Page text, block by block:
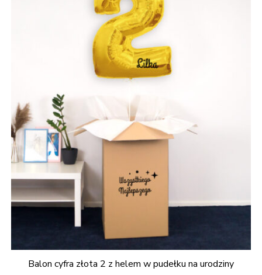
Balon cyfra złota 2 z helem w pudełku na urodziny